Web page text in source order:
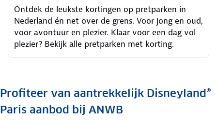
Ontdek de leukste kortingen op pretparken in
Nederland én net over de grens. Voor jong en oud,
voor avontuur en plezier. Klaar voor een dag vol
plezier? Bekijk alle pretparken met korting.
Profiteer van aantrekkelijk Disneyland®
Paris aanbod bij ANWB